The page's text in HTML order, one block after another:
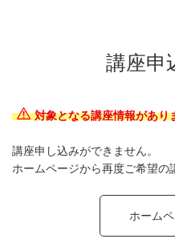
講座申
対象となる講座情報があり
講座申し込みができません。
ホームページから再度ご希望の
ホーム